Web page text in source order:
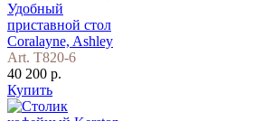
Удобный
приставной стол
Coralayne, Ashley
Art. T820-6
40 200 р.
Купить